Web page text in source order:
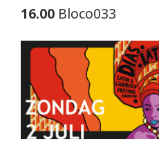
16.00 Bloco033